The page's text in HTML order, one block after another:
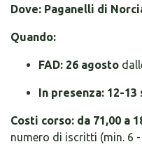
Dove: Paganelli di
Quando:
FAD: 26 agosto
In presenza: 12-
Costi corso: da 71,00 a
numero di iscritti (min. 6 -